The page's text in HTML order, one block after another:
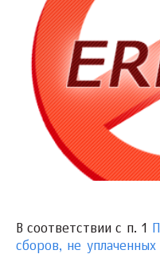
В соответствии с п. 1
сборов, не